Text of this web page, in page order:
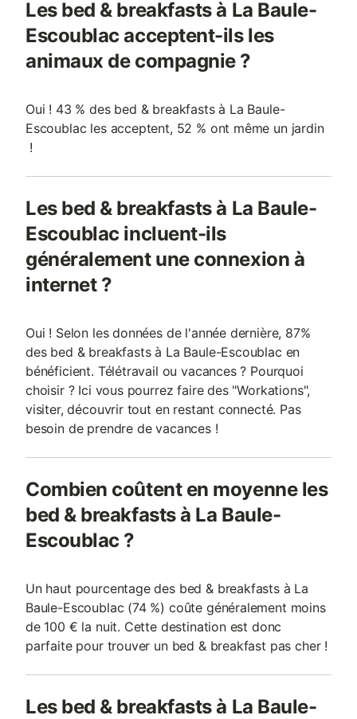
Les bed & breakfasts à La Baule-
Escoublac acceptent-ils les
animaux de compagnie ?
Oui ! 43 % des bed & breakfasts à La Baule-
Escoublac les acceptent, 52 % ont même un jardin
!
Les bed & breakfasts à La Baule-
Escoublac incluent-ils
généralement une connexion à
internet ?
Oui ! Selon les données de l'année dernière, 87%
des bed & breakfasts à La Baule-Escoublac en
bénéficient. Télétravail ou vacances ? Pourquoi
choisir ? Ici vous pourrez faire des "Workations",
visiter, découvrir tout en restant connecté. Pas
besoin de prendre de vacances !
Combien coûtent en moyenne les
bed & breakfasts à La Baule-
Escoublac ?
Un haut pourcentage des bed & breakfasts à La
Baule-Escoublac (74 %) coûte généralement moins
de 100 € la nuit. Cette destination est donc
parfaite pour trouver un bed & breakfast pas cher !
Les bed & breakfasts à La Baule-